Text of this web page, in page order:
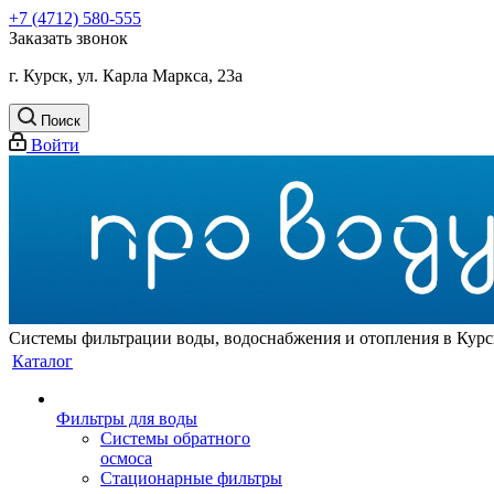
+7 (4712) 580-555
Заказать звонок
г. Курск, ул. Карла Маркса, 23а
Поиск
Войти
Системы фильтрации воды, водоснабжения и отопления в
Каталог
Фильтры для воды
Системы обратного
осмоса
Стационарные фильтры